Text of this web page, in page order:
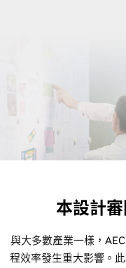
本設計
與大多數產業一樣，
程效率發生重大影響。